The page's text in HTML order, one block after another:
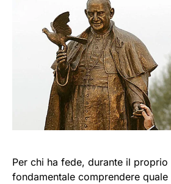
Per chi ha fede, durante il
fondamentale comprendere quale